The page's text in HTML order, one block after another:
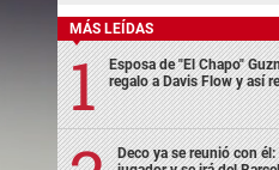
MÁS LEÍDAS
Esposa de "El Chapo"
regalo a Davis Flow y así
Deco ya se reunió con